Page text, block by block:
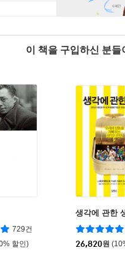
이 책을 구입하신 분
729건
할인)
생각에 관한
26,820원